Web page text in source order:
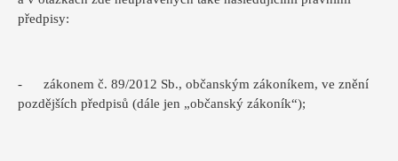
předpisy:
- zákonem č. 89/2012 Sb., občanským zákoníkem, ve znění
pozdějších předpisů (dále jen „občanský zákoník“);